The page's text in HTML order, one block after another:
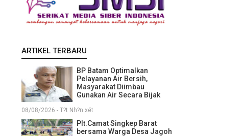
ARTIKEL TERBARU
BP Batam Optimalkan
Pelayanan Air Bersih,
Masyarakat Diimbau
Gunakan Air Secara Bijak
08/08/2026 - T?t Nh?n xét
Plt.Camat Singkep Barat
bersama Warga Desa Jagoh